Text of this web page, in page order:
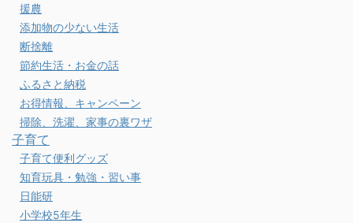
援農
添加物の少ない生活
断捨離
節約生活・お金の話
ふるさと納税
お得情報、キャンペーン
掃除、洗濯、家事の裏ワザ
子育て
子育て便利グッズ
知育玩具・勉強・習い事
日能研
小学校5年生